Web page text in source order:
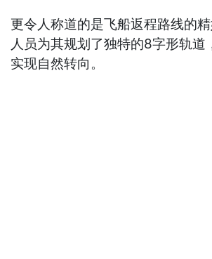
更令人称道的是飞船返程路线的
人员为其规划了独特的8字形轨道
实现自然转向。